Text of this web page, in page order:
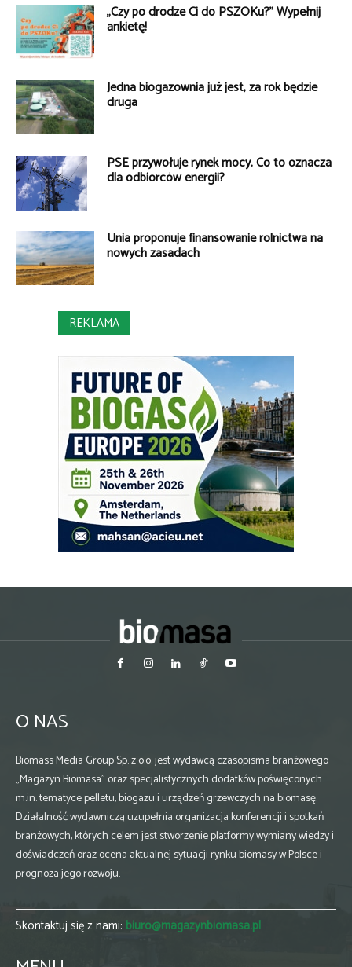
„Czy po drodze Ci do PSZOKu?” Wypełnij
ankietę!
Jedna biogazownia już jest, za rok będzie
druga
PSE przywołuje rynek mocy. Co to oznacza
dla odbiorców energii?
Unia proponuje finansowanie rolnictwa na
nowych zasadach
REKLAMA
O NAS
Biomass Media Group Sp. z o.o. jest wydawcą czasopisma branżowego
„Magazyn Biomasa” oraz specjalistycznych dodatków poświęconych
m.in. tematyce pelletu, biogazu i urządzeń grzewczych na biomasę.
Działalność wydawniczą uzupełnia organizacja konferencji i spotkań
branżowych, których celem jest stworzenie platformy wymiany wiedzy i
doświadczeń oraz ocena aktualnej sytuacji rynku biomasy w Polsce i
prognoza jego rozwoju.
Skontaktuj się z nami: biuro@magazynbiomasa.pl